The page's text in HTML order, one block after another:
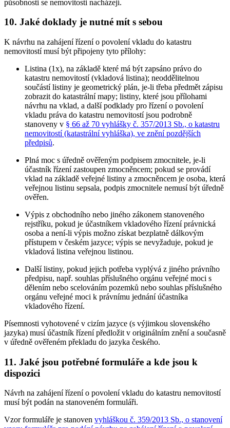
působnosti se nemovitosti nacházejí.
10. Jaké doklady je nutné mít s sebou
K návrhu na zahájení řízení o povolení vkladu do katastru
nemovitostí musí být připojeny tyto přílohy:
Listina (1x), na základě které má být zapsáno právo do
katastru nemovitostí (vkladová listina); neoddělitelnou
součástí listiny je geometrický plán, je-li třeba předmět zápisu
zobrazit do katastrální mapy; listiny, které jsou přílohami
návrhu na vklad, a další podklady pro řízení o povolení
vkladu práva do katastru nemovitostí jsou podrobně
stanoveny v § 66 až 70 vyhlášky č. 357/2013 Sb., o katastru
nemovitostí (katastrální vyhláška), ve znění pozdějších
předpisů.
Plná moc s úředně ověřeným podpisem zmocnitele, je-li
účastník řízení zastoupen zmocněncem; pokud se provádí
vklad na základě veřejné listiny a zmocněncem je osoba, která
veřejnou listinu sepsala, podpis zmocnitele nemusí být úředně
ověřen.
Výpis z obchodního nebo jiného zákonem stanoveného
rejstříku, pokud je účastníkem vkladového řízení právnická
osoba a není-li výpis možno získat bezplatně dálkovým
přístupem v českém jazyce; výpis se nevyžaduje, pokud je
vkladová listina veřejnou listinou.
Další listiny, pokud jejich potřeba vyplývá z jiného právního
předpisu, např. souhlas příslušného orgánu veřejné moci s
dělením nebo scelováním pozemků nebo souhlas příslušného
orgánu veřejné moci k právnímu jednání účastníka
vkladového řízení.
Písemnosti vyhotovené v cizím jazyce (s výjimkou slovenského
jazyka) musí účastník řízení předložit v originálním znění a současně
v úředně ověřeném překladu do jazyka českého.
11. Jaké jsou potřebné formuláře a kde jsou k
dispozici
Návrh na zahájení řízení o povolení vkladu do katastru nemovitostí
musí být podán na stanoveném formuláři.
Vzor formuláře je stanoven vyhláškou č. 359/2013 Sb., o stanovení